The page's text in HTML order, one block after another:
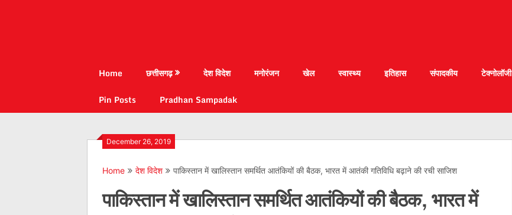
Home छत्तीसगढ़ देश विदेश मनोरंजन खेल स्वास्थ्य इतिहास संपादकीय टेक्नोलॉजी
Pin Posts
Pradhan Sampadak
December 26, 2019
Home देश विदेश पाकिस्‍तान में खालिस्तान समर्थित आतंकियों की बैठक, भारत में आतंकी गतिविधि बढ़ाने की रची साजिश
पाकिस्‍तान में खालिस्तान समर्थित आतंकियों की बैठक, भारत में